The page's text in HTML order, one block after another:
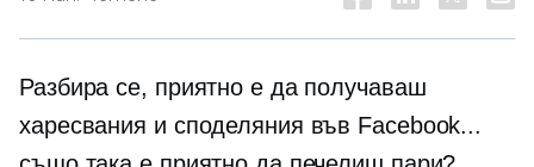
Разбира се, приятно е да получаваш
харесвания и споделяния във Facebook...